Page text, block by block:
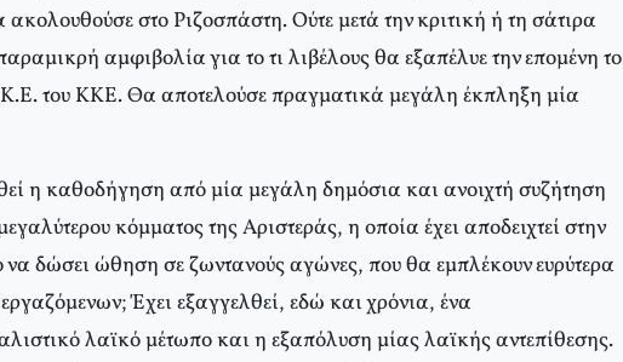
στο Ριζοσπάστη. Ούτε μετά την κριτική ή τη σάτιρα
αμφιβολία για το τι λιβέλους θα εξαπέλυε την επομένη το
του ΚΚΕ. Θα αποτελούσε πραγματικά μεγάλη έκπληξη μία
η καθοδήγηση από μία μεγάλη δημόσια και ανοιχτή συζήτηση
κόμματος της Αριστεράς, η οποία έχει αποδειχτεί στην
δώσει ώθηση σε ζωντανούς αγώνες, που θα εμπλέκουν ευρύτερα
Έχει εξαγγελθεί, εδώ και χρόνια, ένα
λαϊκό μέτωπο και η εξαπόλυση μίας λαϊκής αντεπίθεσης.